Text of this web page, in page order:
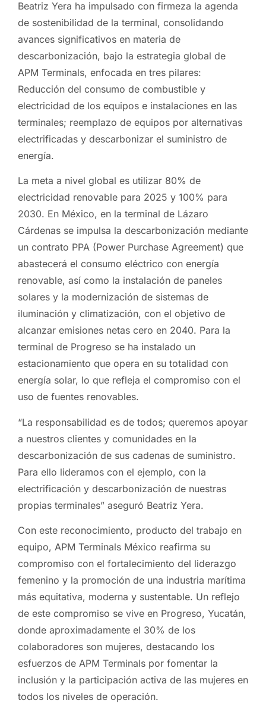
Beatriz Yera ha impulsado con firmeza la agenda
de sostenibilidad de la terminal, consolidando
avances significativos en materia de
descarbonización, bajo la estrategia global de
APM Terminals, enfocada en tres pilares:
Reducción del consumo de combustible y
electricidad de los equipos e instalaciones en las
terminales; reemplazo de equipos por alternativas
electrificadas y descarbonizar el suministro de
energía.
La meta a nivel global es utilizar 80% de
electricidad renovable para 2025 y 100% para
2030. En México, en la terminal de Lázaro
Cárdenas se impulsa la descarbonización mediante
un contrato PPA (Power Purchase Agreement) que
abastecerá el consumo eléctrico con energía
renovable, así como la instalación de paneles
solares y la modernización de sistemas de
iluminación y climatización, con el objetivo de
alcanzar emisiones netas cero en 2040. Para la
terminal de Progreso se ha instalado un
estacionamiento que opera en su totalidad con
energía solar, lo que refleja el compromiso con el
uso de fuentes renovables.
“La responsabilidad es de todos; queremos apoyar
a nuestros clientes y comunidades en la
descarbonización de sus cadenas de suministro.
Para ello lideramos con el ejemplo, con la
electrificación y descarbonización de nuestras
propias terminales” aseguró Beatriz Yera.
Con este reconocimiento, producto del trabajo en
equipo, APM Terminals México reafirma su
compromiso con el fortalecimiento del liderazgo
femenino y la promoción de una industria marítima
más equitativa, moderna y sustentable. Un reflejo
de este compromiso se vive en Progreso, Yucatán,
donde aproximadamente el 30% de los
colaboradores son mujeres, destacando los
esfuerzos de APM Terminals por fomentar la
inclusión y la participación activa de las mujeres en
todos los niveles de operación.